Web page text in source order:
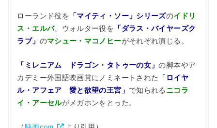
ローランド役を 「マイティ・ソー」シリーズのイドリ
ス・エルバ、ウォルター役を 「ダラス・バイヤーズク
ラブ」 のマシュー・マコノヒーがそれぞれ演じる。
「ミレニアム ドラゴン・タトゥーの女」の脚本やア
カデミー外国語映画賞にノミネートされた
「ロイヤ
ル・アフェア 愛と欲望の王宮」 で知られる ニコラ
イ・アーセルがメガホンをとった。